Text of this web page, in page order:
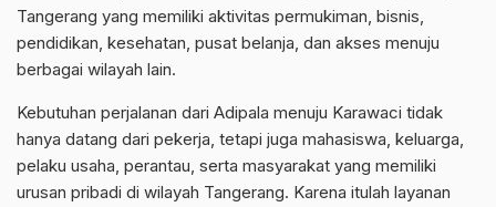
Tangerang yang memiliki aktivitas permukiman, bisnis,
pendidikan, kesehatan, pusat belanja, dan akses menuju
berbagai wilayah lain.
Kebutuhan perjalanan dari Adipala menuju Karawaci tidak
hanya datang dari pekerja, tetapi juga mahasiswa, keluarga,
pelaku usaha, perantau, serta masyarakat yang memiliki
urusan pribadi di wilayah Tangerang. Karena itulah layanan